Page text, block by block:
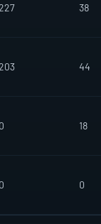
38
44
0 18
0 0